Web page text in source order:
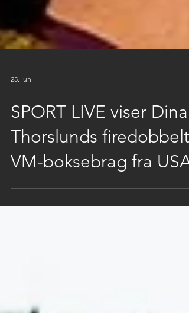
SPORT LIVE viser Dina
Thorslunds firedobbelte
VM-boksebrag fra USA